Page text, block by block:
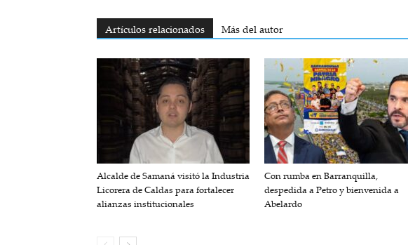
Artículos relacionados Más del autor
Alcalde de Samaná visitó la Industria
Licorera de Caldas para fortalecer
alianzas institucionales
Con rumba en Barranquilla,
despedida a Petro y bienvenida a
Abelardo